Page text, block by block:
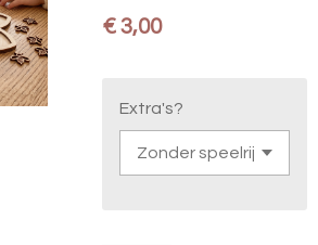
€ 3,00
Extra's?